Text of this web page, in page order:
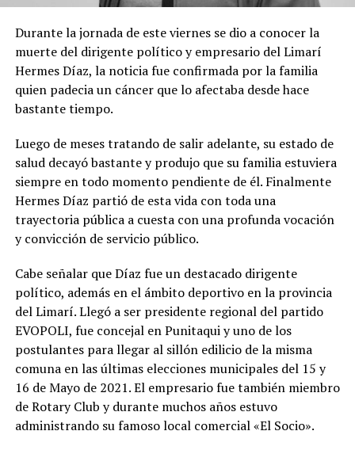
Durante la jornada de este viernes se dio a conocer la
muerte del dirigente político y empresario del Limarí
Hermes Díaz, la noticia fue confirmada por la familia
quien padecia un cáncer que lo afectaba desde hace
bastante tiempo.
Luego de meses tratando de salir adelante, su estado de
salud decayó bastante y produjo que su familia estuviera
siempre en todo momento pendiente de él. Finalmente
Hermes Díaz partió de esta vida con toda una
trayectoria pública a cuesta con una profunda vocación
y convicción de servicio público.
Cabe señalar que Díaz fue un destacado dirigente
político, además en el ámbito deportivo en la provincia
del Limarí. Llegó a ser presidente regional del partido
EVOPOLI, fue concejal en Punitaqui y uno de los
postulantes para llegar al sillón edilicio de la misma
comuna en las últimas elecciones municipales del 15 y
16 de Mayo de 2021. El empresario fue también miembro
de Rotary Club y durante muchos años estuvo
administrando su famoso local comercial «El Socio».